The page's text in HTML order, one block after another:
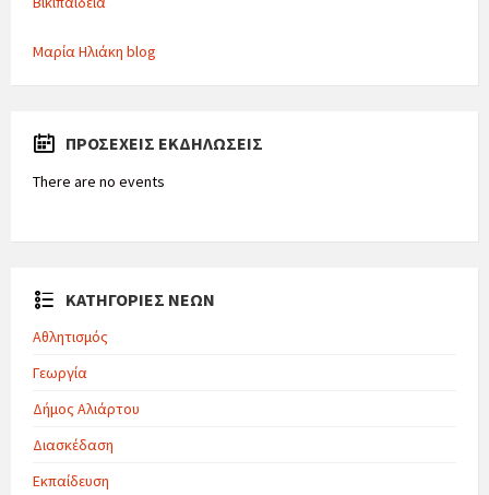
Μαρία Ηλιάκη blog
ΠΡΟΣΕΧΕΊΣ ΕΚΔΗΛΏΣΕΙΣ
There are no events
ΚΑΤΗΓΟΡΙΕΣ ΝΕΩΝ
Αθλητισμός
Γεωργία
Δήμος Αλιάρτου
Διασκέδαση
Εκπαίδευση